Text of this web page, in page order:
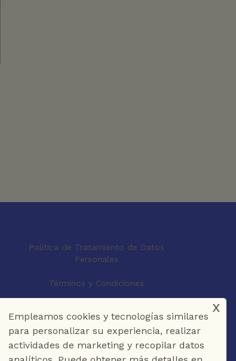
Política de Tratamiento de Datos
Personales
Términos y Condiciones
Empleamos cookies y tecnologías similares
para personalizar su experiencia, realizar
actividades de marketing y recopilar datos
x